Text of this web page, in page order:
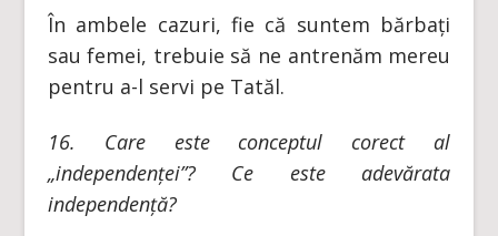
În ambele cazuri, fie că suntem bărbați
sau femei, trebuie să ne antrenăm mereu
pentru a-l servi pe Tatăl.
16. Care este conceptul corect al
„independenței”? Ce este adevărata
independență?